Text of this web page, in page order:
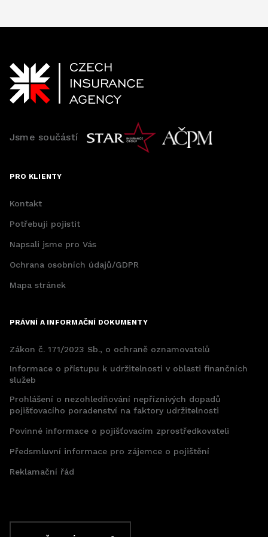
Jsme součástí
PRO KLIENTY
Kontakt
Potřebuji pojistit
Napsali jsme pro Vás
Ochrana osobních údajů/GDPR
Mapa stránek
PRÁVNÍ A INFORMAČNÍ DOKUMENTY
Zákon č. 171/2023 Sb., o ochraně oznamovatelů
Informace o přístupu k udržitelnosti v oblasti finančních
služeb
Prohlášení o nezohledňování nepříznivých dopadů
pojišťovacího poradenství na faktory udržitelnosti
Povinné informace o pojišťovacím zprostředkovateli
Předsmluvní informace pro zájemce o pojištění
Reklamační řád